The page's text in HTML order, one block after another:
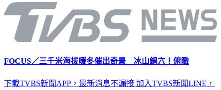
FOCUS／三千米海拔暖冬催出奇景 冰山鍋穴！俯瞰
下載TVBS新聞APP，最新消息不漏接 加入TVBS新聞LINE，